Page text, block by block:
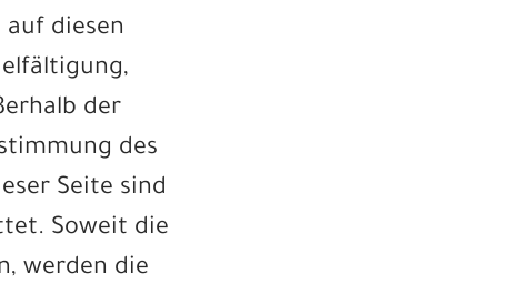
diesen
der
des
Seite sind
Soweit die
werden die